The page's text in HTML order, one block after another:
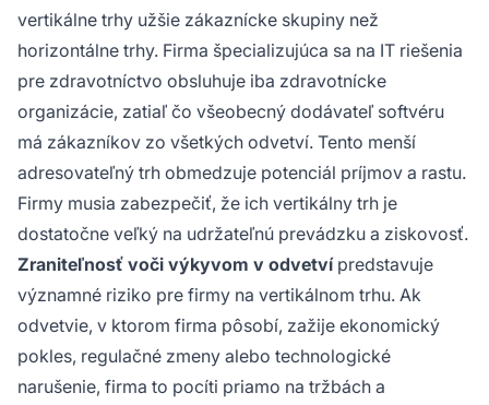
vertikálne trhy užšie zákaznícke skupiny než
horizontálne trhy. Firma špecializujúca sa na IT riešenia
pre zdravotníctvo obsluhuje iba zdravotnícke
organizácie, zatiaľ čo všeobecný dodávateľ softvéru
má zákazníkov zo všetkých odvetví. Tento menší
adresovateľný trh obmedzuje potenciál príjmov a rastu.
Firmy musia zabezpečiť, že ich vertikálny trh je
dostatočne veľký na udržateľnú prevádzku a ziskovosť.
Zraniteľnosť voči výkyvom v odvetvípredstavuje
významné riziko pre firmy na vertikálnom trhu. Ak
odvetvie, v ktorom firma pôsobí, zažije ekonomický
pokles, regulačné zmeny alebo technologické
narušenie, firma to pocíti priamo na tržbách a